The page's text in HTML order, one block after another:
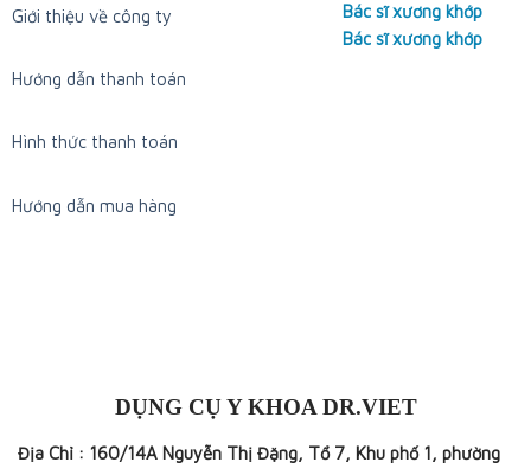
Giới thiệu về công ty
Hướng dẫn thanh toán
Hình thức thanh toán
Hướng dẫn mua hàng
Bác sĩ xương khớp
Bác sĩ xương khớp
DỤNG CỤ Y KHOA DR.VIET
Địa Chỉ : 160/14A Nguyễn Thị Đặng, Tổ 7, Khu phố 1, phường